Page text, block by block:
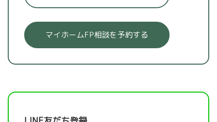
マイホームFP相談を予約する